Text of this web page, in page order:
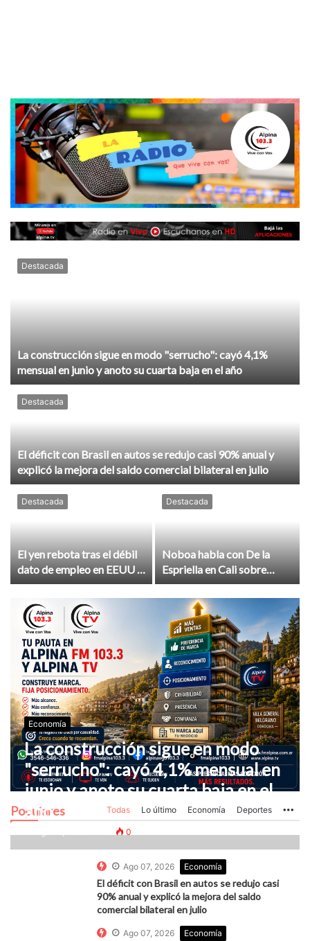
Destacada
La construcción sigue en modo "serrucho": cayó 4,1%
mensual en junio y anoto su cuarta baja en el año
Destacada
El déficit con Brasil en autos se redujo casi 90% anual y
explicó la mejora del saldo comercial bilateral en julio
Destacada
El yen rebota tras el débil
dato de empleo en EEUU y
crece la expectativa de una
nueva intervención
Destacada
Noboa habla con De la
Espriella en Cali sobre
seguridad fronteriza,
comercio y energía
Populares Todas Lo último Economía Deportes
Economía
La construcción sigue en modo
"serrucho": cayó 4,1% mensual en
junio y anoto su cuarta baja en el
año
0
Ago 07, 2026 Economía
El déficit con Brasil en autos se redujo casi
90% anual y explicó la mejora del saldo
comercial bilateral en julio
Ago 07, 2026 Economía